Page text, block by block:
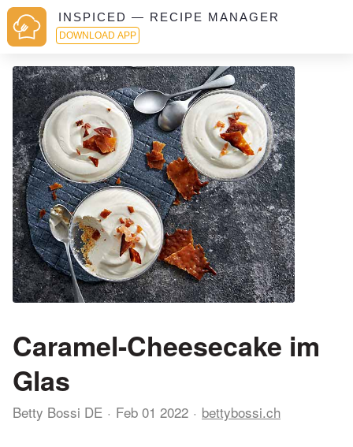
INSPICED — RECIPE MANAGER
DOWNLOAD APP
Caramel-Cheesecake im
Glas
Betty Bossi DE Feb 01 2022 bettybossi.ch